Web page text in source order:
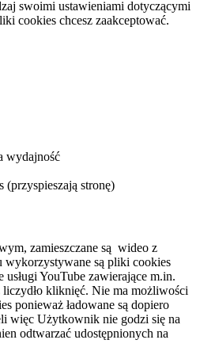
swoimi ustawieniami dotyczącymi
cookies chcesz zaakceptować.
wydajność
stronę)
zamieszczane są wideo z
wykorzystywane są pliki cookies
YouTube zawierające m.in.
kliknięć. Nie ma możliwości
ponieważ ładowane są dopiero
więc Użytkownik nie godzi się na
odtwarzać udostępnionych na